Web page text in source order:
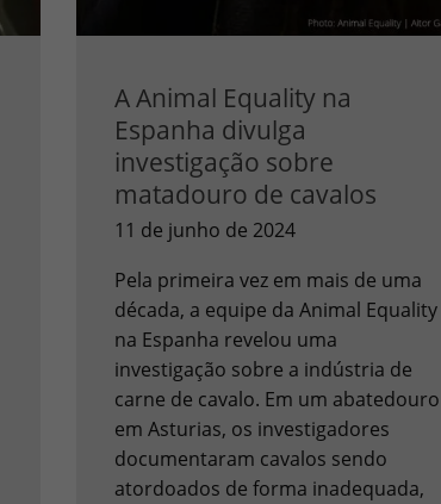
A Animal Equality na
Espanha divulga
investigação sobre
matadouro de cavalos
11 de junho de 2024
Pela primeira vez em mais de uma
década, a equipe da Animal Equality
na Espanha revelou uma
investigação sobre a indústria de
carne de cavalo. Em um abatedouro
em Asturias, os investigadores
documentaram cavalos sendo
atordoados de forma inadequada,